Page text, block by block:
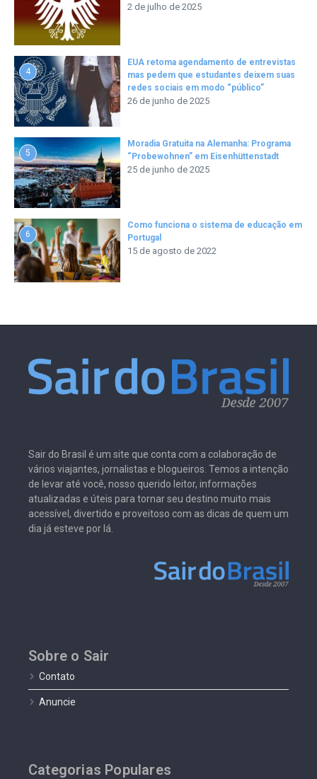
2 de julho de 2025
4
EUA retoma agendamento de entrevistas
mas pedem que estudantes deixem suas
redes sociais em modo “público”
26 de junho de 2025
5
Moradia Gratuita na Alemanha: Programa
“Probewohnen” em Eisenhüttenstadt
25 de junho de 2025
6
Como funciona o sistema de educação em
Portugal
15 de agosto de 2022
Sair do Brasil é um site que conta com a colaboração de
vários viajantes, jornalistas e blogueiros. Temos a intenção
de levar até você, nosso querido leitor, informações
atualizadas e úteis para tornar seu destino muito mais
acessível, divertido e proveitoso com as dicas de quem um
dia já esteve por lá.
Sobre o Sair
Contato
Anuncie
Categorias Populares